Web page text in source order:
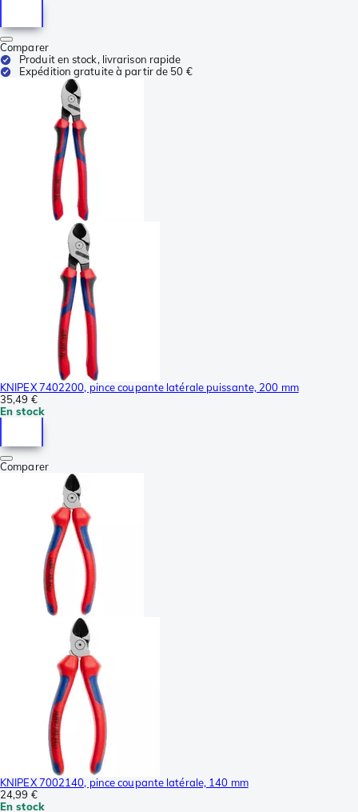
Comparer
Produit en stock, livrarison rapide
Expédition gratuite à partir de 50 €
KNIPEX 7402200, pince coupante latérale puissante, 200 mm
35,49 €
En stock
Comparer
KNIPEX 7002140, pince coupante latérale, 140 mm
24,99 €
En stock